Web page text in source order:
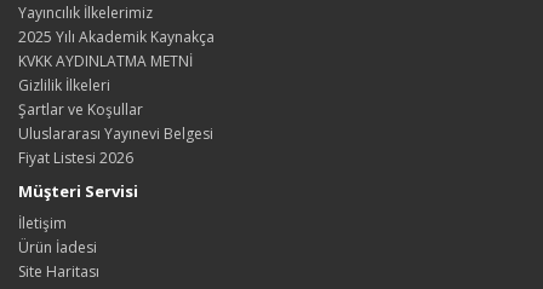
Yayıncılık İlkelerimiz
2025 Yılı Akademik Kaynakça
KVKK AYDINLATMA METNİ
Gizlilik İlkeleri
Şartlar ve Koşullar
Uluslararası Yayınevi Belgesi
Fiyat Listesi 2026
Müşteri Servisi
İletişim
Ürün İadesi
Site Haritası